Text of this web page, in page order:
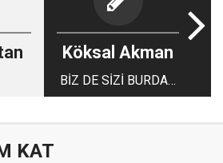
Köksal Akman
BİZ DE SİZİ BURDAN
GÖREMİYORUZ
KAT